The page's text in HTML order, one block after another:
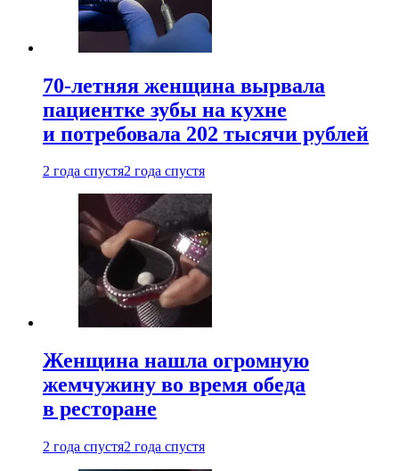
70-летняя женщина вырвала
пациентке зубы на кухне
и потребовала 202 тысячи рублей
2 года спустя2 года спустя
Женщина нашла огромную
жемчужину во время обеда
в ресторане
2 года спустя2 года спустя